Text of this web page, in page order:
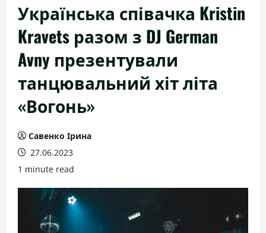
Українська співачка Kristin
Kravets разом з DJ German
Avny презентували
танцювальний хіт літа
«Вогонь»
Савенко Ірина
27.06.2023
1 minute read